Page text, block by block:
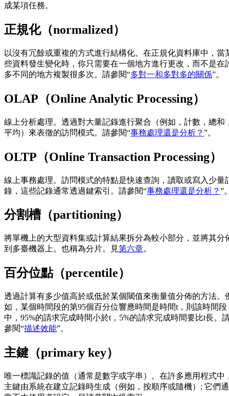
成某項任務。
正規化（normalized）
以沒有冗餘或重複的方式進行結構化。在正規化資料庫中，當
些資料發生變化時，你只需要在一個地方進行更改，而不是在
多不同的地方複製很多次。請參閱“多對一和多對多的關係”。
OLAP（Online Analytic Processing）
線上分析處理。透過對大量記錄進行聚合（例如，計數，總和
平均）來表徵的訪問模式。請參閱“事務處理還是分析？ ”。
OLTP（Online Transaction Processing）
線上事務處理。訪問模式的特點是快速查詢，讀取或寫入少量
錄，這些記錄通常透過鍵索引。請參閱“事務處理還是分析？ ”
分割槽（partitioning）
將單機上的大型資料集或計算結果拆分為較小部分，並將其分
到多臺機器上。也稱為分片。見第六章。
百分位點（percentile）
透過計算有多少值高於或低於某個閾值來衡量值分佈的方法。
如，某個時間段的第95個百分位響應時間是時間t，則該時間段
中，95%的請求完成時間小於t，5%的請求完成時間要比t長。
參閱“描述效能”。
主鍵（primary key）
唯一標識記錄的值（通常是數字或字串）。在許多應用程式中
主鍵由系統在建立記錄時生成（例如，按順序或隨機）; 它們通